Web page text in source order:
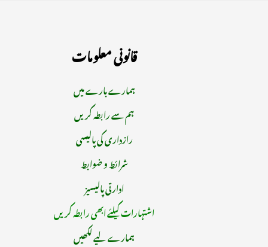
قانونی معلومات
ہمارے بارے میں
ہم سے رابطہ کریں
رازداری کی پالیسی
شرائط و ضوابط
ادارتی پالیسیز
اشتہارات کیلئے ابھی رابطہ کریں
ہمارے لیے لکھیں